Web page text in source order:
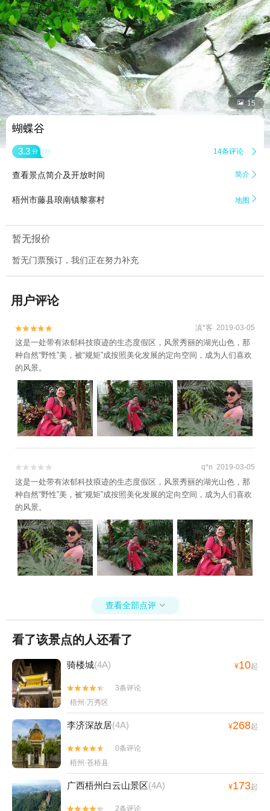
 15
蝴蝶谷
3.3 分 14条评论 
查看景点简介及开放时间 简介 
梧州市藤县琅南镇黎寨村 地图 
暂无报价
暂无门票预订，我们正在努力补充
用户评论

 滇*客 2019-03-05
这是一处带有浓郁科技㾗迹的生态度假区，风景秀丽的湖光山色，那
种自然“野性”美，被“规矩”成按照美化发展的定向空间，成为人们喜欢
的风景。

 q*n 2019-03-05
这是一处带有浓郁科技㾗迹的生态度假区，风景秀丽的湖光山色，那
种自然“野性”美，被“规矩”成按照美化发展的定向空间，成为人们喜欢
的风景。
查看全部点评 
看了该景点的人还看了
骑楼城(4A) ¥10起


3条评论
梧州·万秀区
李济深故居(4A) ¥268起


0条评论
梧州·苍梧县
广西梧州白云山景区(4A) ¥173起

 2条评论
